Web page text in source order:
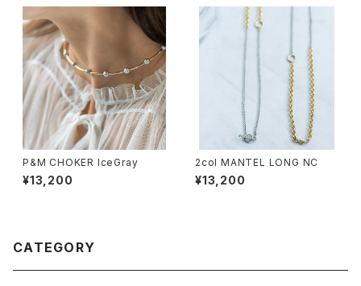
P&M CHOKER IceGray
¥13,200
2col MANTEL LONG NC
¥13,200
CATEGORY